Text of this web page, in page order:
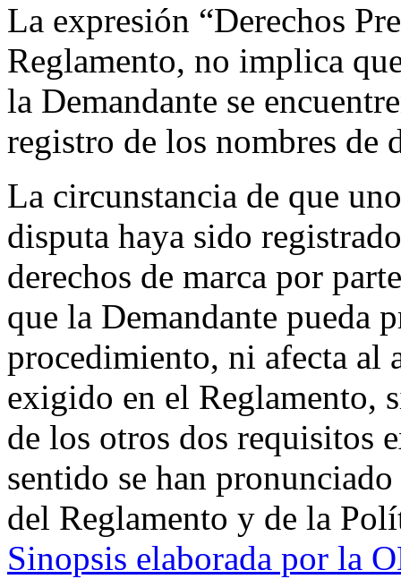
La expresión “Derechos
Reglamento, no implica
la Demandante se
registro de los nombres de
La circunstancia de que
disputa haya sido
derechos de marca por
que la Demandante pueda
procedimiento, ni afecta al
exigido en el Reglamento,
de los otros dos requisitos
sentido se han
del Reglamento y de la
Sinopsis elaborada por la